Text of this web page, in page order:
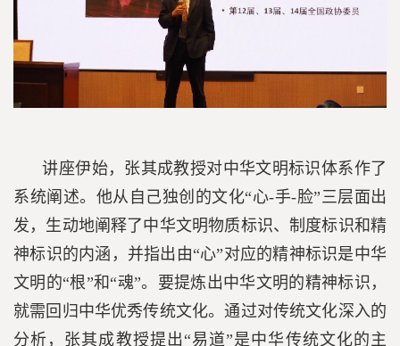
讲座伊始，张其成教授对中华文明标识体系作了
系统阐述。他从自己独创的文化“心-手-脸”三层面出
发，生动地阐释了中华文明物质标识、制度标识和精
神标识的内涵，并指出由“心”对应的精神标识是中华
文明的“根”和“魂”。要提炼出中华文明的精神标识，
就需回归中华优秀传统文化。通过对传统文化深入的
分析，张其成教授提出“易道”是中华传统文化的主